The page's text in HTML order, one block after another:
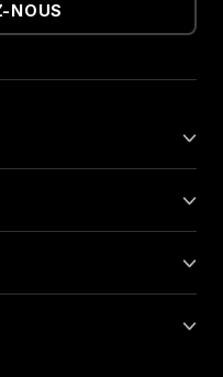
NOUS